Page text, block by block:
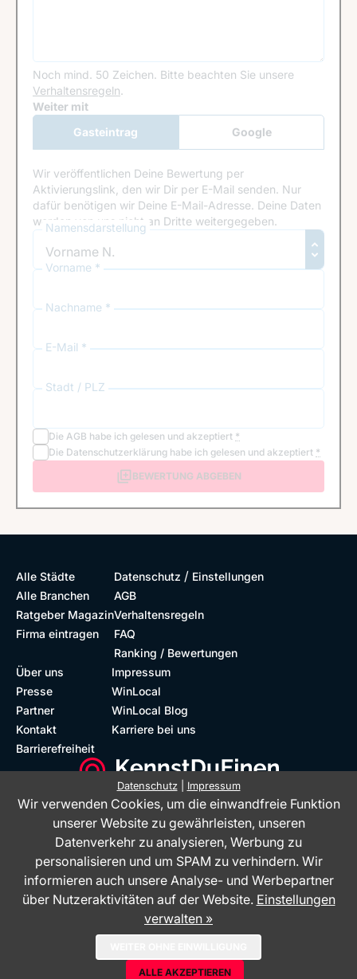
Noch mind. 50 Zeichen. Bitte beachten Sie unsere
Verhaltensregeln.
Google Recaptcha
Weiter mit
Gasteintrag
Google
Anmeldung
Wir veröffentlichen Deine Bewertung per
Aktivierungslink, den wir Dir per E-Mail senden. Nur
dafür benötigen wir Deine E-Mail-Adresse. Deine Daten
werden von uns nicht an Dritte weitergegeben.
Namensdarstellung
Vorname *
Nachname *
E-Mail *
Stadt / PLZ
Die AGB habe ich gelesen und akzeptiert *
Die Datenschutzerklärung habe ich gelesen und akzeptiert *
BEWERTUNG ABGEBEN
Alle Städte
Alle Branchen
Ratgeber Magazin
Firma eintragen
Datenschutz / Einstellungen
AGB
Verhaltensregeln
FAQ
Ranking / Bewertungen
Über uns
Presse
Partner
Kontakt
Barrierefreiheit
Impressum
WinLocal
WinLocal Blog
Karriere bei uns
GmbH - © 2026
Datenschutz| Impressum
Wir verwenden Cookies, um die einwandfreie Funktion
unserer Website zu gewährleisten, unseren
Datenverkehr zu analysieren, Werbung zu
personalisieren und um SPAM zu verhindern. Wir
informieren auch unsere Analyse- und Werbepartner
über Nutzeraktivitäten auf der Website. Einstellungen
verwalten »
ALLE AKZEPTIEREN